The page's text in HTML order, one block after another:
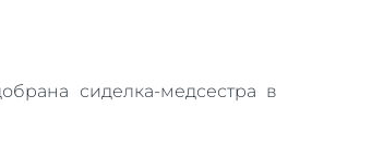
сиделка-медсестра в